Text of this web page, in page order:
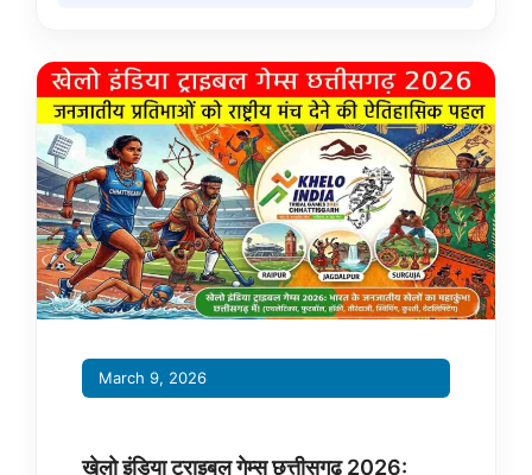
March 9, 2026
खेलो इंडिया ट्राइबल गेम्स छत्तीसगढ़ 2026: